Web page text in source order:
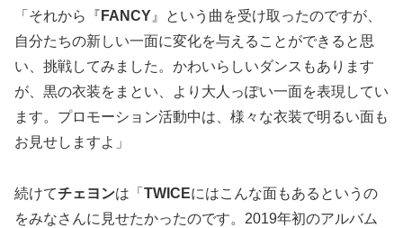
「それから『 FANCY』という曲を受け取ったのですが、
自分たちの新しい一面に変化を与えることができると思
い、挑戦してみました。かわいらしいダンスもあります
が、黒の衣装をまとい、より大人っぽい一面を表現してい
ます。プロモーション活動中は、様々な衣装で明るい面も
お見せしますよ」
続けてチェヨンは「 TWICEにはこんな面もあるというの
をみなさんに見せたかったのです。2019年初のアルバム